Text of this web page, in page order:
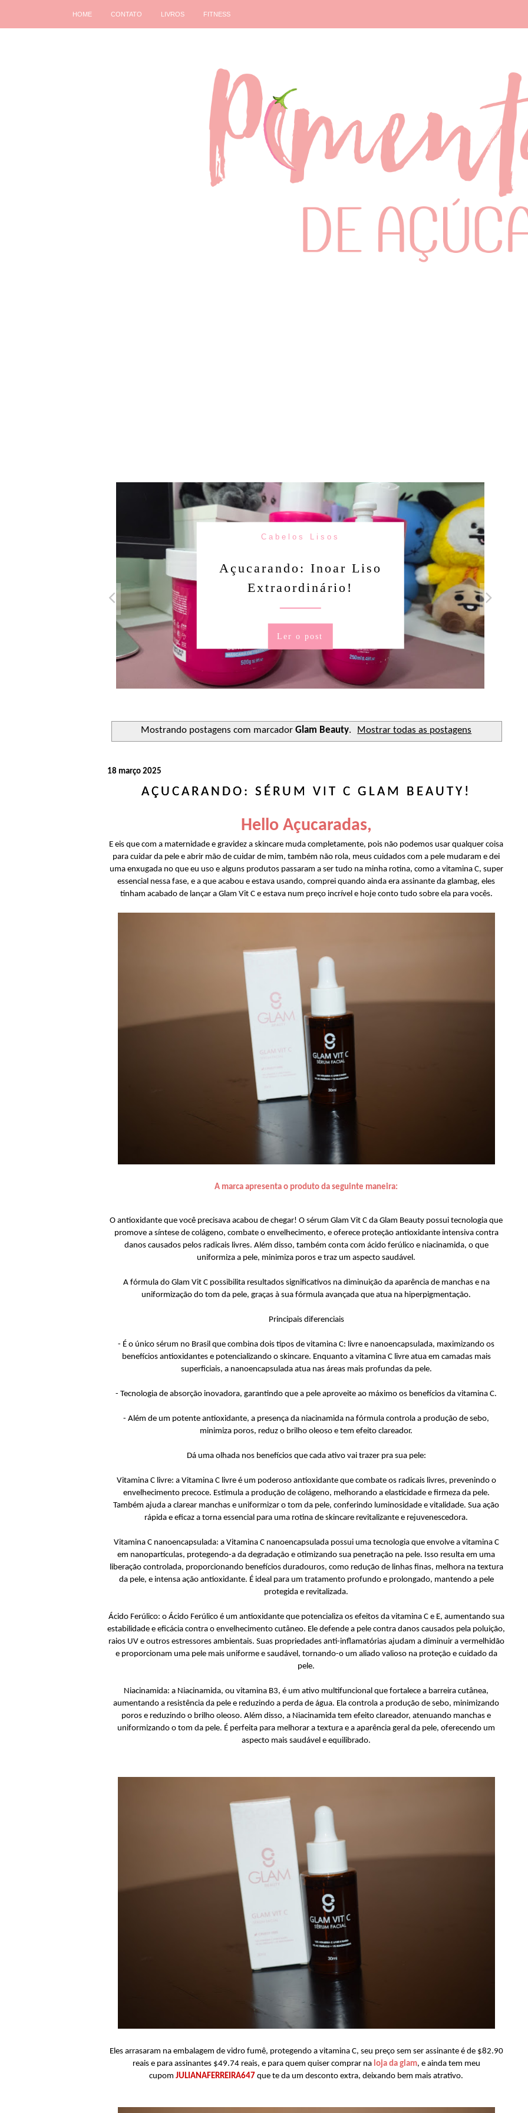
HOME CONTATO LIVROS FITNESS
Cabelos Lisos
Açucarando: Inoar Liso
Extraordinário!
Ler o post
Mostrando postagens com marcador Glam Beauty. Mostrar todas as postagens
18 março 2025
AÇUCARANDO: SÉRUM VIT C GLAM BEAUTY!
Hello Açucaradas,
E eis que com a maternidade e gravidez a skincare muda completamente, pois não podemos usar qualquer coisa
para cuidar da pele e abrir mão de cuidar de mim, também não rola, meus cuidados com a pele mudaram e dei
uma enxugada no que eu uso e alguns produtos passaram a ser tudo na minha rotina, como a vitamina C, super
essencial nessa fase, e a que acabou e estava usando, comprei quando ainda era assinante da glambag, eles
tinham acabado de lançar a Glam Vit C e estava num preço incrível e hoje conto tudo sobre ela para vocês.
A marca apresenta o produto da seguinte maneira:
O antioxidante que você precisava acabou de chegar! O sérum Glam Vit C da Glam Beauty possui tecnologia que
promove a síntese de colágeno, combate o envelhecimento, e oferece proteção antioxidante intensiva contra
danos causados pelos radicais livres. Além disso, também conta com ácido ferúlico e niacinamida, o que
uniformiza a pele, minimiza poros e traz um aspecto saudável.
A fórmula do Glam Vit C possibilita resultados significativos na diminuição da aparência de manchas e na
uniformização do tom da pele, graças à sua fórmula avançada que atua na hiperpigmentação.
Principais diferenciais
- É o único sérum no Brasil que combina dois tipos de vitamina C: livre e nanoencapsulada, maximizando os
benefícios antioxidantes e potencializando o skincare​. Enquanto a vitamina C livre atua em camadas mais
superficiais, a nanoencapsulada atua nas áreas mais profundas da pele.
- Tecnologia de absorção inovadora, garantindo que a pele aproveite ao máximo os benefícios da vitamina C.
- Além de um potente antioxidante, a presença da niacinamida na fórmula controla a produção de sebo,
minimiza poros, reduz o brilho oleoso e tem efeito clareador.
Dá uma olhada nos benefícios que cada ativo vai trazer pra sua pele:
Vitamina C livre: a Vitamina C livre é um poderoso antioxidante que combate os radicais livres, prevenindo o
envelhecimento precoce. Estimula a produção de colágeno, melhorando a elasticidade e firmeza da pele.
Também ajuda a clarear manchas e uniformizar o tom da pele, conferindo luminosidade e vitalidade. Sua ação
rápida e eficaz a torna essencial para uma rotina de skincare revitalizante e rejuvenescedora.
Vitamina C nanoencapsulada: a Vitamina C nanoencapsulada possui uma tecnologia que envolve a vitamina C
em nanopartículas, protegendo-a da degradação e otimizando sua penetração na pele. Isso resulta em uma
liberação controlada, proporcionando benefícios duradouros, como redução de linhas finas, melhora na textura
da pele, e intensa ação antioxidante. É ideal para um tratamento profundo e prolongado, mantendo a pele
protegida e revitalizada.
Ácido Ferúlico: o Ácido Ferúlico é um antioxidante que potencializa os efeitos da vitamina C e E, aumentando sua
estabilidade e eficácia contra o envelhecimento cutâneo. Ele defende a pele contra danos causados pela poluição,
raios UV e outros estressores ambientais. Suas propriedades anti-inflamatórias ajudam a diminuir a vermelhidão
e proporcionam uma pele mais uniforme e saudável, tornando-o um aliado valioso na proteção e cuidado da
pele.
Niacinamida: a Niacinamida, ou vitamina B3, é um ativo multifuncional que fortalece a barreira cutânea,
aumentando a resistência da pele e reduzindo a perda de água. Ela controla a produção de sebo, minimizando
poros e reduzindo o brilho oleoso. Além disso, a Niacinamida tem efeito clareador, atenuando manchas e
uniformizando o tom da pele. É perfeita para melhorar a textura e a aparência geral da pele, oferecendo um
aspecto mais saudável e equilibrado.
Eles arrasaram na embalagem de vidro fumê, protegendo a vitamina C, seu preço sem ser assinante é de $82.90
reais e para assinantes $49.74 reais, e para quem quiser comprar na loja da glam, e ainda tem meu
cupom JULIANAFERREIRA647 que te da um desconto extra, deixando bem mais atrativo.